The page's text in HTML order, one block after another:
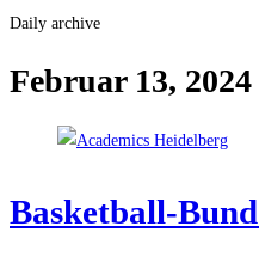
Daily archive
Februar 13, 2024
Bas­ket­ball-